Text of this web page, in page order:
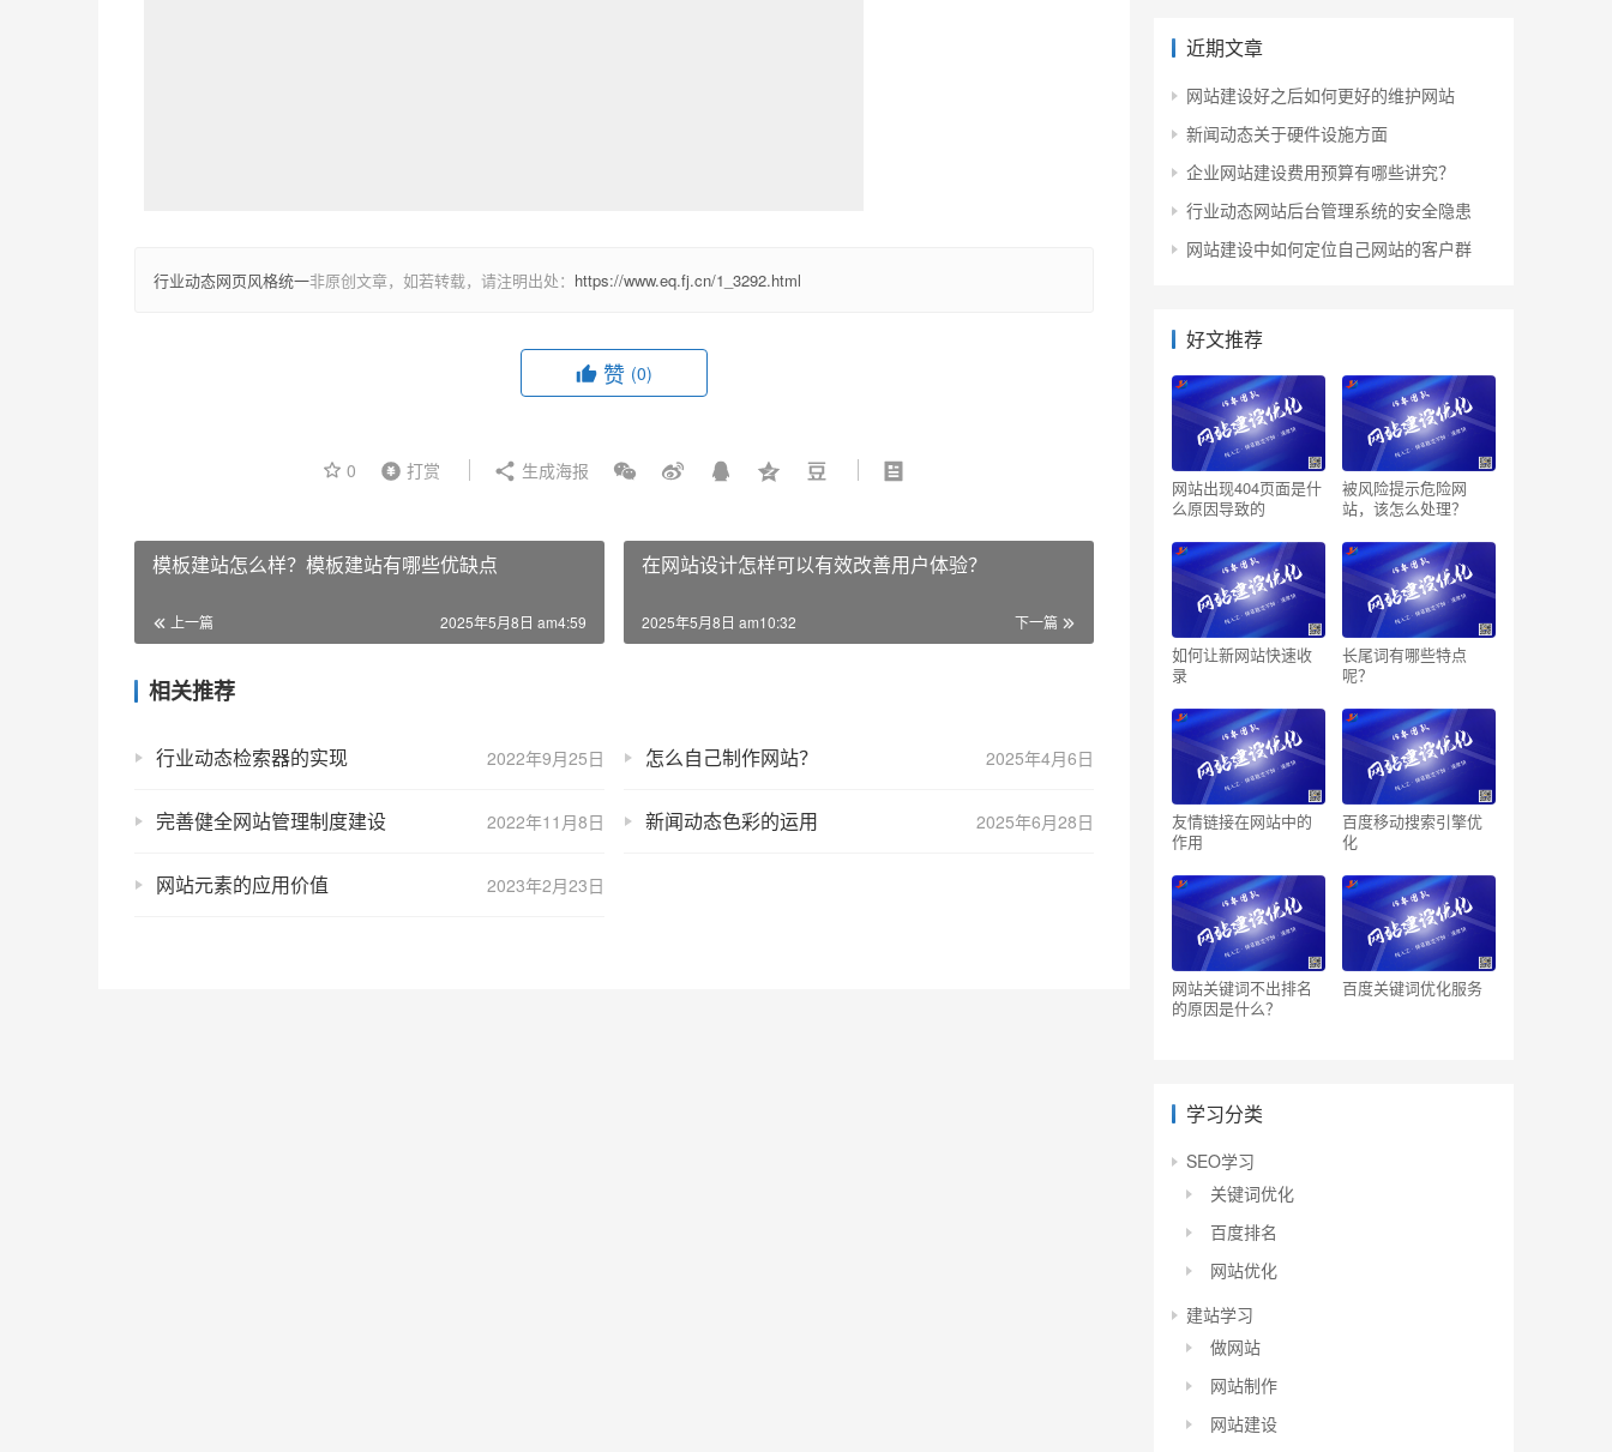
行业动态网页风格统一非原创文章，如若转载，请注明出处： https://www.eq.fj.cn/1_3292.html
赞 (0)
0 打赏 生成海报
模板建站怎么样？模板建站有哪些优缺点
上一篇 2025年5月8日 am4:59
在网站设计怎样可以有效改善用户体验？
下一篇
2025年5月8日 am10:32
相关推荐
2022年9月25日
行业动态检索器的实现 2025年4月6日
怎么自己制作网站？
2022年11月8日
完善健全网站管理制度建设 2025年6月28日
新闻动态色彩的运用
2023年2月23日
网站元素的应用价值
近期文章
网站建设好之后如何更好的维护网站
新闻动态关于硬件设施方面
企业网站建设费用预算有哪些讲究？
行业动态网站后台管理系统的安全隐患
网站建设中如何定位自己网站的客户群
好文推荐
网站出现404页面是什
么原因导致的
被风险提示危险网
站，该怎么处理？
如何让新网站快速收
录
长尾词有哪些特点
呢？
友情链接在网站中的
作用
百度移动搜索引擎优
化
网站关键词不出排名
的原因是什么？
百度关键词优化服务
学习分类
SEO学习
关键词优化
百度排名
网站优化
建站学习
做网站
网站制作
网站建设